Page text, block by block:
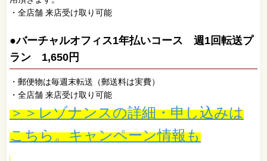
・全店舗 来店受け取り可能
●バーチャルオフィス1年払いコース 週1回転送プ
ラン 1,650円
・郵便物は毎週末転送（郵送料は実費）
・全店舗 来店受け取り可能
＞＞レゾナンスの詳細・申し込みは
こちら。キャンペーン情報も